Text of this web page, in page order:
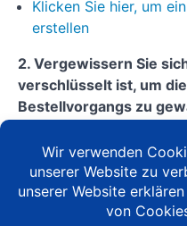
14: Ein
Überblick
MemberPress-
Einstellungen
Lektion
15:
von E-Mail-
Marketing-
Add-ons
(Auto-
Responders)
Klicken Sie hier, um
erstellen
2. Vergewissern Sie
verschlüsselt ist, um
Bestellvorgangs zu
Es ist wichtig,
SSL gesichert ist. Wenn
sollten Sie sich an Ihren
Ihnen helfen können.